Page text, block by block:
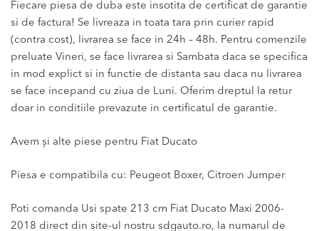
Fiecare piesa de duba este insotita de certificat de garantie
si de factura! Se livreaza in toata tara prin curier rapid
(contra cost), livrarea se face in 24h – 48h. Pentru comenzile
preluate Vineri, se face livrarea si Sambata daca se specifica
in mod explict si in functie de distanta sau daca nu livrarea
se face incepand cu ziua de Luni. Oferim dreptul la retur
doar in conditiile prevazute in certificatul de garantie.
Avem și alte piese pentru Fiat Ducato
Piesa e compatibila cu: Peugeot Boxer, Citroen Jumper
Poti comanda Usi spate 213 cm Fiat Ducato Maxi 2006-
2018 direct din site-ul nostru sdgauto.ro, la numarul de